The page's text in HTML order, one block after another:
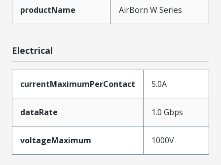
productName AirBorn W Series
Electrical
currentMaximumPerContact 5.0A
dataRate 1.0 Gbps
voltageMaximum 1000V